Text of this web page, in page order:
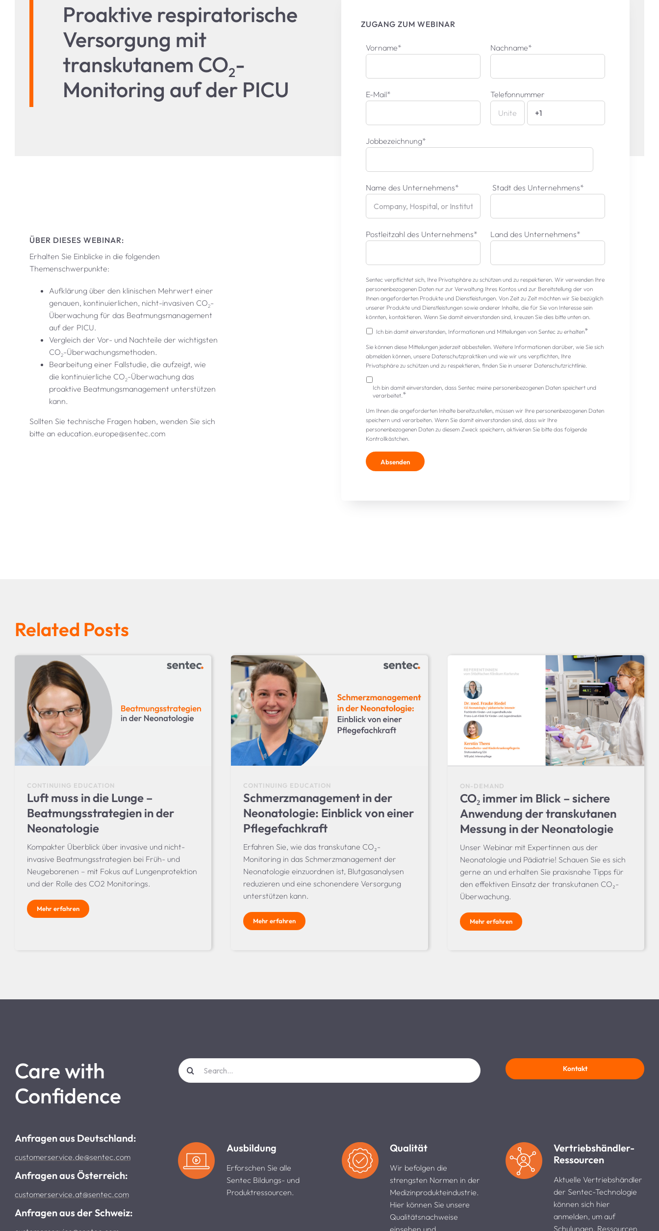
Proaktive respiratorische
Versorgung mit
transkutanem CO2-
Monitoring auf der PICU
ÜBER DIESES WEBINAR:
Erhalten Sie Einblicke in die folgenden
Themenschwerpunkte:
Aufklärung über den klinischen Mehrwert einer
genauen, kontinuierlichen, nicht-invasiven CO2-
Überwachung für das Beatmungsmanagement
auf der PICU.
Vergleich der Vor- und Nachteile der wichtigsten
CO2-Überwachungsmethoden.
Bearbeitung einer Fallstudie, die aufzeigt, wie
die kontinuierliche CO2-Überwachung das
proaktive Beatmungsmanagement unterstützen
kann.
Sollten Sie technische Fragen haben, wenden Sie sich
bitte an education.europe@sentec.com
ZUGANG ZUM WEBINAR
Vorname* Nachname*
E-Mail* Telefonnummer
Jobbezeichnung*
Name des Unternehmens* Stadt des Unternehmens*
Postleitzahl des Unternehmens* Land des Unternehmens*
Sentec verpflichtet sich, Ihre Privatsphäre zu schützen und zu respektieren. Wir verwenden Ihre
personenbezogenen Daten nur zur Verwaltung Ihres Kontos und zur Bereitstellung der von
Ihnen angeforderten Produkte und Dienstleistungen. Von Zeit zu Zeit möchten wir Sie bezüglich
unserer Produkte und Dienstleistungen sowie anderer Inhalte, die für Sie von Interesse sein
könnten, kontaktieren. Wenn Sie damit einverstanden sind, kreuzen Sie dies bitte unten an.
Ich bin damit einverstanden, Informationen und Mitteilungen von Sentec zu erhalten*
Sie können diese Mitteilungen jederzeit abbestellen. Weitere Informationen darüber, wie Sie sich
abmelden können, unsere Datenschutzpraktiken und wie wir uns verpflichten, Ihre
Privatsphäre zu schützen und zu respektieren, finden Sie in unserer Datenschutzrichtlinie.
Ich bin damit einverstanden, dass Sentec meine personenbezogenen Daten speichert und
verarbeitet. *
Um Ihnen die angeforderten Inhalte bereitzustellen, müssen wir Ihre personenbezogenen Daten
speichern und verarbeiten. Wenn Sie damit einverstanden sind, dass wir Ihre
personenbezogenen Daten zu diesem Zweck speichern, aktivieren Sie bitte das folgende
Kontrollkästchen.
Related Posts
CONTINUING EDUCATION
Luft muss in die Lunge –
Beatmungsstrategien in der
Neonatologie
Kompakter Überblick über invasive und nicht-
invasive Beatmungsstrategien bei Früh- und
Neugeborenen – mit Fokus auf Lungenprotektion
und der Rolle des CO2 Monitorings.
Mehr erfahren
CONTINUING EDUCATION
Schmerzmanagement in der
Neonatologie: Einblick von einer
Pflegefachkraft
Erfahren Sie, wie das transkutane CO₂-
Monitoring in das Schmerzmanagement der
Neonatologie einzuordnen ist, Blutgasanalysen
reduzieren und eine schonendere Versorgung
unterstützen kann.
Mehr erfahren
ON-DEMAND
CO₂ immer im Blick – sichere
Anwendung der transkutanen
Messung in der Neonatologie
Unser Webinar mit Expertinnen aus der
Neonatologie und Pädiatrie! Schauen Sie es sich
gerne an und erhalten Sie praxisnahe Tipps für
den effektiven Einsatz der transkutanen CO₂-
Überwachung.
Mehr erfahren
Care with
Confidence
Search
for:
Kontakt
Anfragen aus Deutschland:
customerservice.de@sentec.com
Anfragen aus Österreich:
customerservice.at@sentec.com
Anfragen aus der Schweiz:
Ausbildung
Erforschen Sie alle
Sentec Bildungs- und
Produktressourcen.
Qualität
Wir befolgen die
strengsten Normen in der
Medizinprodukteindustrie.
Hier können Sie unsere
Qualitätsnachweise
einsehen und
Vertriebshändler-
Ressourcen
Aktuelle Vertriebshändler
der Sentec-Technologie
können sich hier
anmelden, um auf
Schulungen, Ressourcen